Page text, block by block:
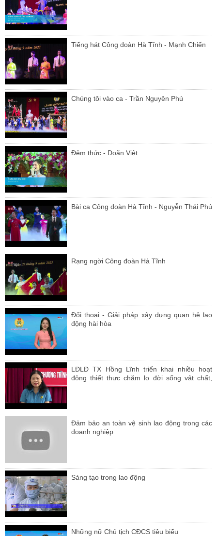
Tiếng hát Công đoàn Hà Tĩnh - Mạnh Chiến
Chúng tôi vào ca - Trần Nguyên Phú
Đêm thức - Doãn Việt
Bài ca Công đoàn Hà Tĩnh - Nguyễn Thái Phú
Rạng ngời Công đoàn Hà Tĩnh
Đối thoại - Giải pháp xây dựng quan hệ lao
động hài hòa
LĐLĐ TX Hồng Lĩnh triển khai nhiều hoạt
động thiết thực chăm lo đời sống vật chất,
Đảm bảo an toàn vệ sinh lao động trong các
doanh nghiệp
Sáng tạo trong lao động
Những nữ Chủ tịch CĐCS tiêu biểu